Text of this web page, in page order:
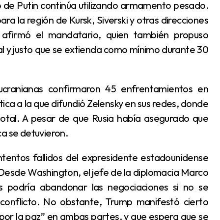
Putin continúa utilizando armamento pesado.
la región de Kursk, Siverski y otras direcciones
el mandatario, quien también propuso
justo que se extienda como mínimo durante 30
a la que difundió Zelensky en sus redes, donde
A pesar de que Rusia había asegurado que
se detuvieron.
Washington, el jefe de la diplomacia Marco
podría abandonar las negociaciones si no se
No obstante, Trump manifestó cierto
la paz” en ambas partes, y que espera que se